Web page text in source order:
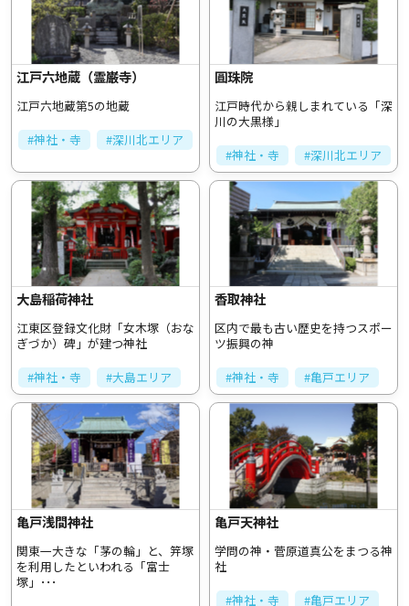
江戸六地蔵（霊巌寺）
江戸六地蔵第5の地蔵
#神社・寺
#深川北エリア
圓珠院
江戸時代から親しまれている「深
川の大黒様」
#神社・寺
#深川北エリア
大島稲荷神社
江東区登録文化財「女木塚（おな
ぎづか）碑」が建つ神社
#神社・寺
#大島エリア
香取神社
区内で最も古い歴史を持つスポー
ツ振興の神
#神社・寺
#亀戸エリア
亀戸浅間神社
関東一大きな「茅の輪」と、笄塚
を利用したといわれる「富士
塚」･･･
亀戸天神社
学問の神・菅原道真公をまつる神
社
#神社・寺
#亀戸エリア